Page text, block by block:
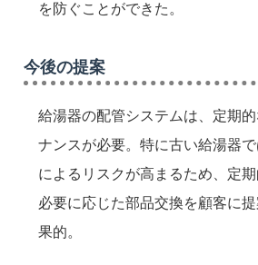
を防ぐことができた。
今後の提案
給湯器の配管システムは、定期
ナンスが必要。特に古い給湯器
によるリスクが高まるため、定
必要に応じた部品交換を顧客に
果的。